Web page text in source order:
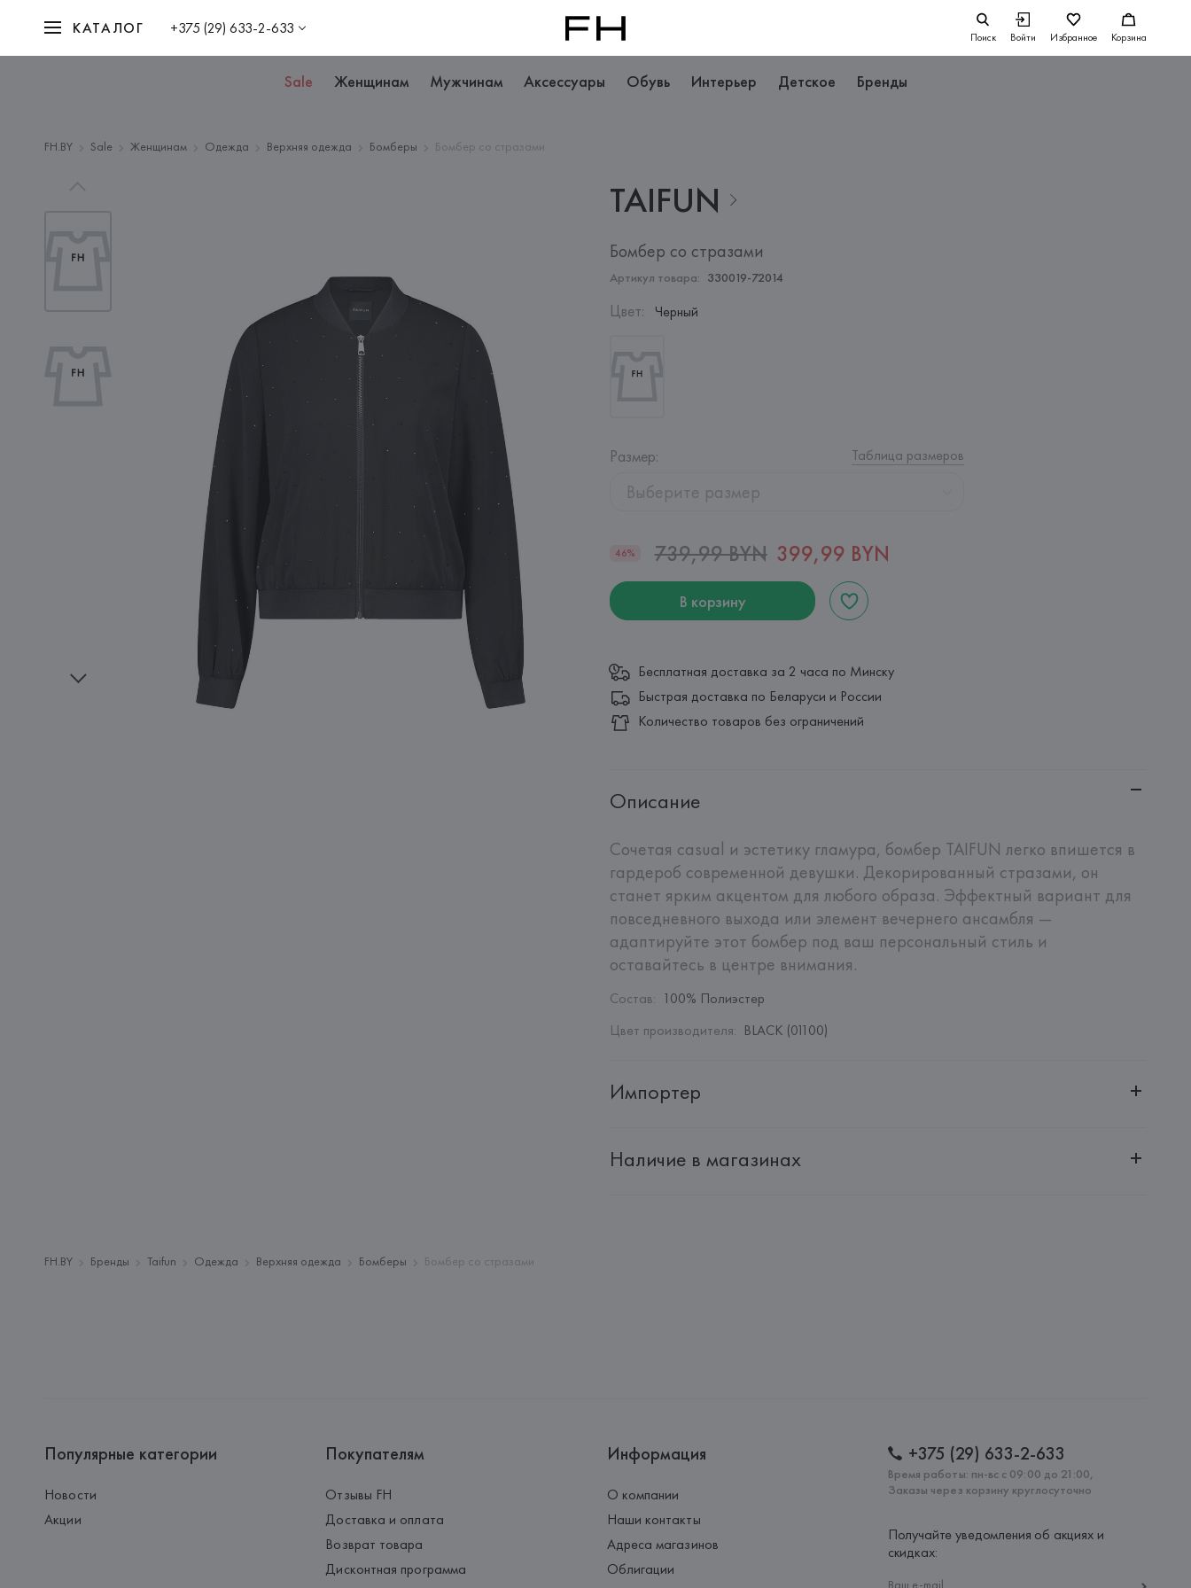
КАТАЛОГ +375 (29) 633-2-633 Поиск Войти Избранное Корзина
Sale Женщинам Мужчинам Аксессуары Обувь Интерьер Детское Бренды
FH.BY Sale Женщинам Одежда Верхняя одежда Бомберы Бомбер со стразами
TAIFUN
Бомбер со стразами
Артикул товара: 330019-72014
Цвет: Черный
Размер: Таблица размеров
Выберите размер
46% 739,99 BYN 399,99 BYN
В корзину
Бесплатная доставка за 2 часа по Минску
Быстрая доставка по Беларуси и России
Количество товаров без ограничений
Описание
Сочетая casual и эстетику гламура, бомбер TAIFUN легко впишется в
гардероб современной девушки. Декорированный стразами, он
станет ярким акцентом для любого образа. Эффектный вариант для
повседневного выхода или элемент вечернего ансамбля —
адаптируйте этот бомбер под ваш персональный стиль и
оставайтесь в центре внимания.
Состав: 100% Полиэстер
Цвет производителя: BLACK (01100)
Импортер
Адрес: Республика Беларусь, 220030, г. Минск, ул. Немига, 5, пом. 39
Наличие в магазинах
FH.BY Бренды Taifun Одежда Верхняя одежда Бомберы Бомбер со стразами
Популярные категории
Новости
Акции
Покупателям
Отзывы FH
Доставка и оплата
Возврат товара
Дисконтная программа
Информация
О компании
Наши контакты
Адреса магазинов
Облигации
+375 (29) 633-2-633
Время работы: пн-вс с 09:00 до 21:00,
Заказы через корзину круглосуточно
Получайте уведомления об акциях и
скидках: